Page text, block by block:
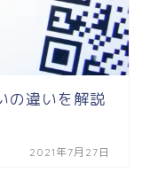
の違いを解説
2021年7月27日